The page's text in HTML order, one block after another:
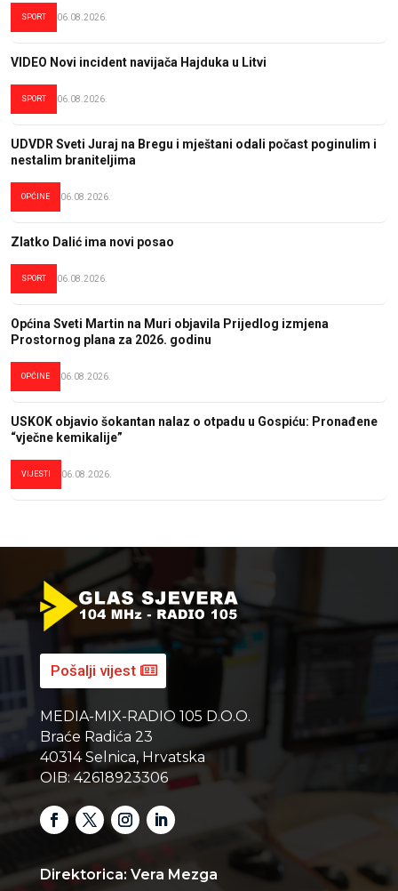
SPORT 06.08.2026.
VIDEO Novi incident navijača Hajduka u Litvi
SPORT 06.08.2026.
UDVDR Sveti Juraj na Bregu i mještani odali počast poginulim i
nestalim braniteljima
OPĆINE 06.08.2026.
Zlatko Dalić ima novi posao
SPORT 06.08.2026.
Općina Sveti Martin na Muri objavila Prijedlog izmjena
Prostornog plana za 2026. godinu
OPĆINE 06.08.2026.
USKOK objavio šokantan nalaz o otpadu u Gospiću: Pronađene
“vječne kemikalije”
VIJESTI 06.08.2026.
Pošalji vijest
MEDIA-MIX-RADIO 105 D.O.O.
Braće Radića 23
40314 Selnica, Hrvatska
OIB: 42618923306
Direktorica: Vera Mezga